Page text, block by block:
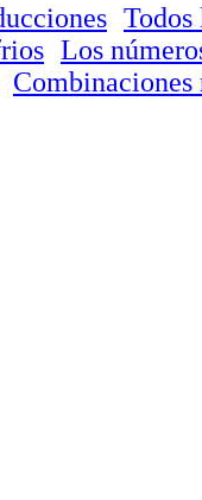
Todos
Los
Combinaciones